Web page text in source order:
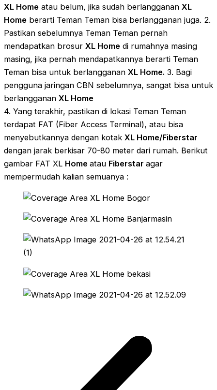
XL Home atau belum, jika sudah berlangganan XL
Home berarti Teman Teman bisa berlangganan juga. 2.
Pastikan sebelumnya Teman Teman pernah
mendapatkan brosur XL Home di rumahnya masing
masing, jika pernah mendapatkannya berarti Teman
Teman bisa untuk berlangganan XL Home. 3. Bagi
pengguna jaringan CBN sebelumnya, sangat bisa untuk
berlangganan XL Home
4. Yang terakhir, pastikan di lokasi Teman Teman
terdapat FAT (Fiber Access Terminal), atau bisa
menyebutkannya dengan kotak XL Home/Fiberstar
dengan jarak berkisar 70-80 meter dari rumah. Berikut
gambar FAT XL Home atau Fiberstar agar
mempermudah kalian semuanya :